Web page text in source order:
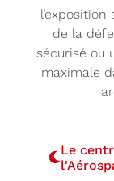
de la
sécurisé ou
maximale
Le